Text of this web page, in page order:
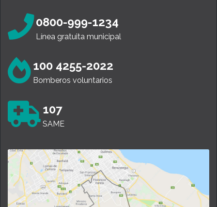
0800-999-1234
Línea gratuita municipal
100 4255-2022
Bomberos voluntarios
107
SAME